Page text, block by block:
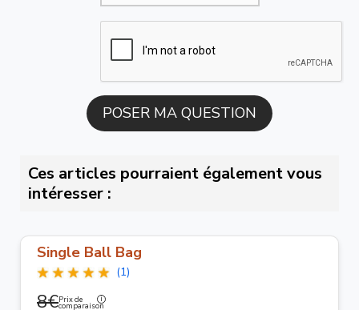
Ces articles pourraient également vous
intéresser :
Single Ball Bag
(1)
8€Prix de
comparaison